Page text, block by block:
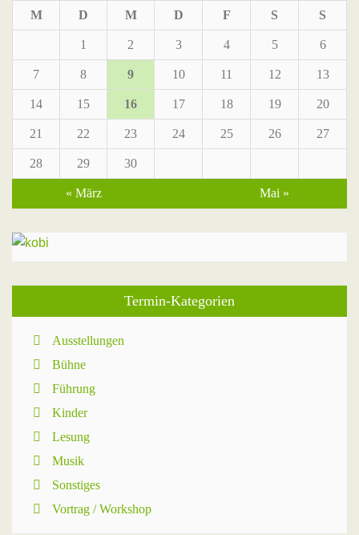
M D M D F S S
1 2 3 4 5 6
7 8 9 10 11 12 13
14 15 16 17 18 19 20
21 22 23 24 25 26 27
28 29 30
« März Mai »
Termin-Kategorien
Ausstellungen
Bühne
Führung
Kinder
Lesung
Musik
Sonstiges
Vortrag / Workshop